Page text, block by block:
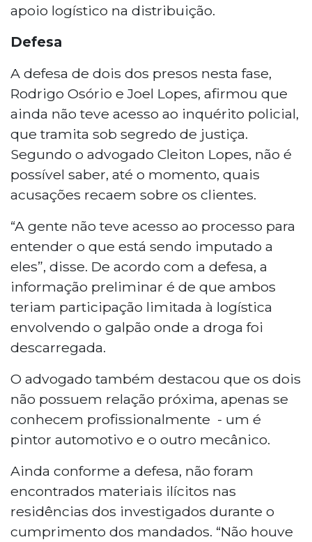
apoio logístico na distribuição.
Defesa
A defesa de dois dos presos nesta fase,
Rodrigo Osório e Joel Lopes, afirmou que
ainda não teve acesso ao inquérito policial,
que tramita sob segredo de justiça.
Segundo o advogado Cleiton Lopes, não é
possível saber, até o momento, quais
acusações recaem sobre os clientes.
“A gente não teve acesso ao processo para
entender o que está sendo imputado a
eles”, disse. De acordo com a defesa, a
informação preliminar é de que ambos
teriam participação limitada à logística
envolvendo o galpão onde a droga foi
descarregada.
O advogado também destacou que os dois
não possuem relação próxima, apenas se
conhecem profissionalmente - um é
pintor automotivo e o outro mecânico.
Ainda conforme a defesa, não foram
encontrados materiais ilícitos nas
residências dos investigados durante o
cumprimento dos mandados. “Não houve